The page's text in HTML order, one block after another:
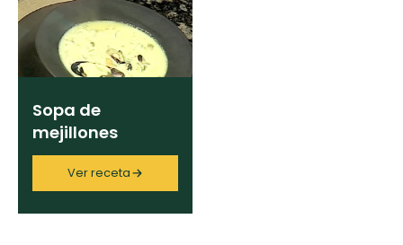
Sopa de
mejillones
Ver receta